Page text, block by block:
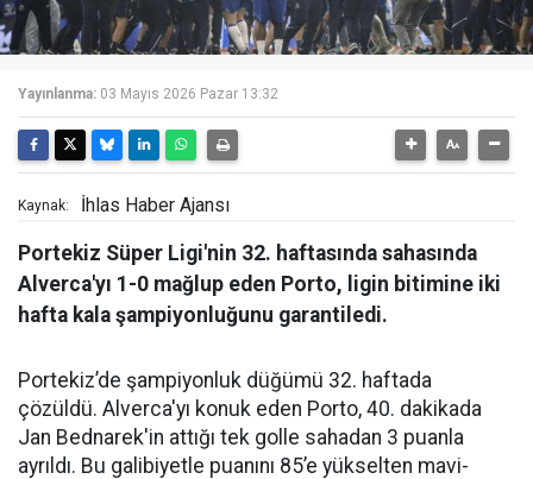
Yayınlanma: 03 Mayıs 2026 Pazar 13:32
Kaynak: İhlas Haber Ajansı
Portekiz Süper Ligi'nin 32. haftasında sahasında
Alverca'yı 1-0 mağlup eden Porto, ligin bitimine iki
hafta kala şampiyonluğunu garantiledi.
Portekiz’de şampiyonluk düğümü 32. haftada
çözüldü. Alverca'yı konuk eden Porto, 40. dakikada
Jan Bednarek'in attığı tek golle sahadan 3 puanla
ayrıldı. Bu galibiyetle puanını 85’e yükselten mavi-